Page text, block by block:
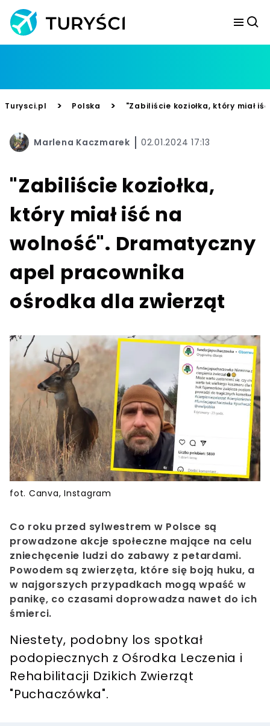
Turysci.pl > Polska > "Zabiliście koziołka, który miał
Marlena Kaczmarek 02.01.2024 17:13
"Zabiliście koziołka,
który miał iść na
wolność". Dramatyczny
apel pracownika
ośrodka dla zwierząt
fot. Canva, Instagram
Co roku przed sylwestrem w Polsce są
prowadzone akcje społeczne mające na celu
zniechęcenie ludzi do zabawy z petardami.
Powodem są zwierzęta, które się boją huku, a
w najgorszych przypadkach mogą wpaść w
panikę, co czasami doprowadza nawet do ich
śmierci.
Niestety, podobny los spotkał
podopiecznych z Ośrodka Leczenia i
Rehabilitacji Dzikich Zwierząt
"Puchaczówka".